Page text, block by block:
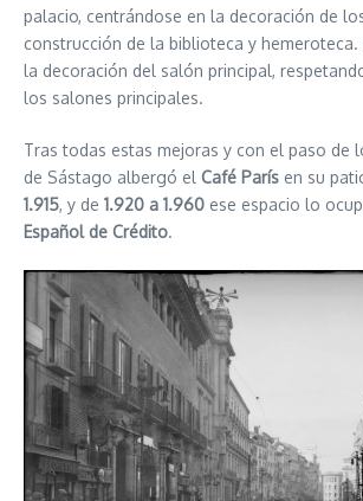
palacio, centrándose en la decoración de
construcción de la biblioteca y hemeroteca.
la decoración del salón principal,
los salones principales.
Tras todas estas mejoras y con el paso de
de Sástago albergó el Café París en su
1.915, y de 1.920 a 1.960 ese espacio lo
Español de Crédito.